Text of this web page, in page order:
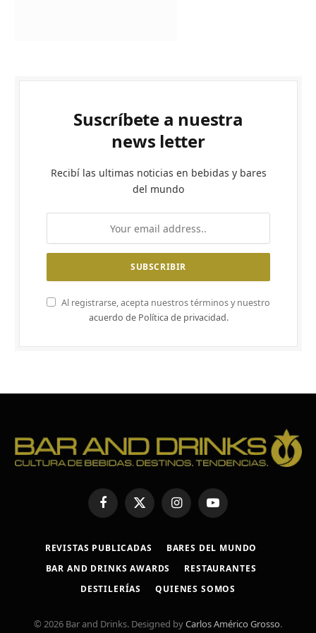
Suscríbete a nuestra
news letter
Recibí las ultimas noticias en bebidas y bares
del mundo
Al registrarse, acepta nuestros términos y nuestro
acuerdo de Política de privacidad.
FacebookX
(Twitter)
InstagramYouTube
REVISTAS PUBLICADAS
BARES DEL MUNDO
BAR AND DRINKS AWARDS
RESTAURANTES
DESTILERÍAS
QUIENES SOMOS
© 2026 Bar and Drinks. Designed byCarlos Américo Grosso.